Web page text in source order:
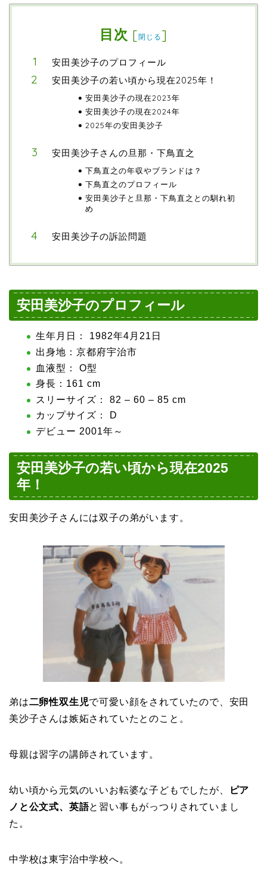
目次 [閉じる ]
安田美沙子のプロフィール
安田美沙子の若い頃から現在2025年！
安田美沙子の現在2023年
安田美沙子の現在2024年
2025年の安田美沙子
安田美沙子さんの旦那・下鳥直之
下鳥直之の年収やブランドは？
下鳥直之のプロフィール
安田美沙子と旦那・下鳥直之との馴れ初
め
安田美沙子の訴訟問題
安田美沙子のプロフィール
生年月日： 1982年4月21日
出身地：京都府宇治市
血液型： O型
身長：161 cm
スリーサイズ： 82 – 60 – 85 cm
カップサイズ： D
デビュー 2001年～
安田美沙子の若い頃から現在2025
年！
安田美沙子さんには双子の弟がいます。
弟は二卵性双生児で可愛い顔をされていたので、安田
美沙子さんは嫉妬されていたとのこと。
母親は習字の講師されています。
幼い頃から元気のいいお転婆な子どもでしたが、
ピア
ノと公文式、英語と習い事もがっつりされていまし
た。
中学校は東宇治中学校へ。